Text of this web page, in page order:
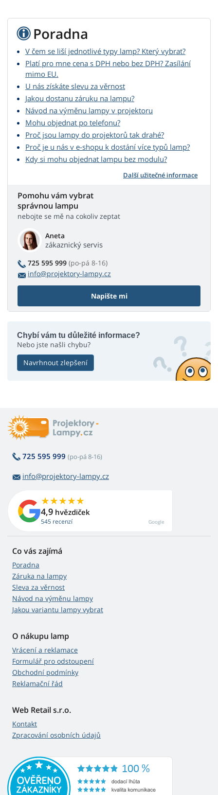
Poradna
V čem se liší jednotlivé typy lamp? Který vybrat?
Platí pro mne cena s DPH nebo bez DPH? Zasílání
mimo EU.
U nás získáte slevu za věrnost
Jakou dostanu záruku na lampu?
Návod na výměnu lampy v projektoru
Mohu objednat po telefonu?
Proč jsou lampy do projektorů tak drahé?
Proč je u nás v e-shopu k dostání více typů lamp?
Kdy si mohu objednat lampu bez modulu?
Další užitečné informace
Pomohu vám vybrat
správnou lampu
nebojte se mě na cokoliv zeptat
Aneta
zákaznický servis
725 595 999 (po-pá 8-16)
info@projektory-lampy.cz
Napište mi
Chybí vám tu důležité informace?
Nebo jste našli chybu?
Navrhnout zlepšení
725 595 999 (po-pá 8-16)
info@projektory-lampy.cz
4,9 hvězdiček
545 recenzí Google
Co vás zajímá
Poradna
Záruka na lampy
Sleva za věrnost
Návod na výměnu lampy
Jakou variantu lampy vybrat
O nákupu lamp
Vrácení a reklamace
Formulář pro odstoupení
Obchodní podmínky
Reklamační řád
Web Retail s.r.o.
Kontakt
Zpracování osobních údajů